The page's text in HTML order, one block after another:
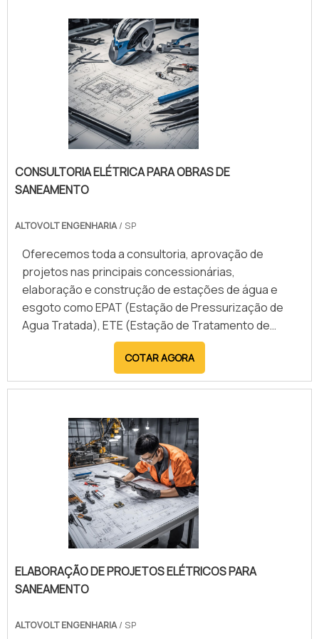
oferecer o melhor desempenho e garantir a
segurança durante a operação.I.
CONSULTORIA ELÉTRICA PARA OBRAS DE
SANEAMENTO
ALTOVOLT ENGENHARIA/ SP
Oferecemos toda a consultoria, aprovação de
projetos nas principais concessionárias,
elaboração e construção de estações de água e
esgoto como EPAT (Estação de Pressurização de
Agua Tratada), ETE (Estação de Tratamento de
Esgoto) e EEE (Estação Elevatória de Esgoto).
COTAR AGORA
ELABORAÇÃO DE PROJETOS ELÉTRICOS PARA
SANEAMENTO
ALTOVOLT ENGENHARIA/ SP